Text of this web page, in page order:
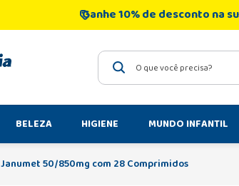
Ganhe 10% de desconto na
O que você precisa?
BELEZA HIGIENE MUNDO INFANTIL
Janumet 50/850mg com 28 Comprimidos